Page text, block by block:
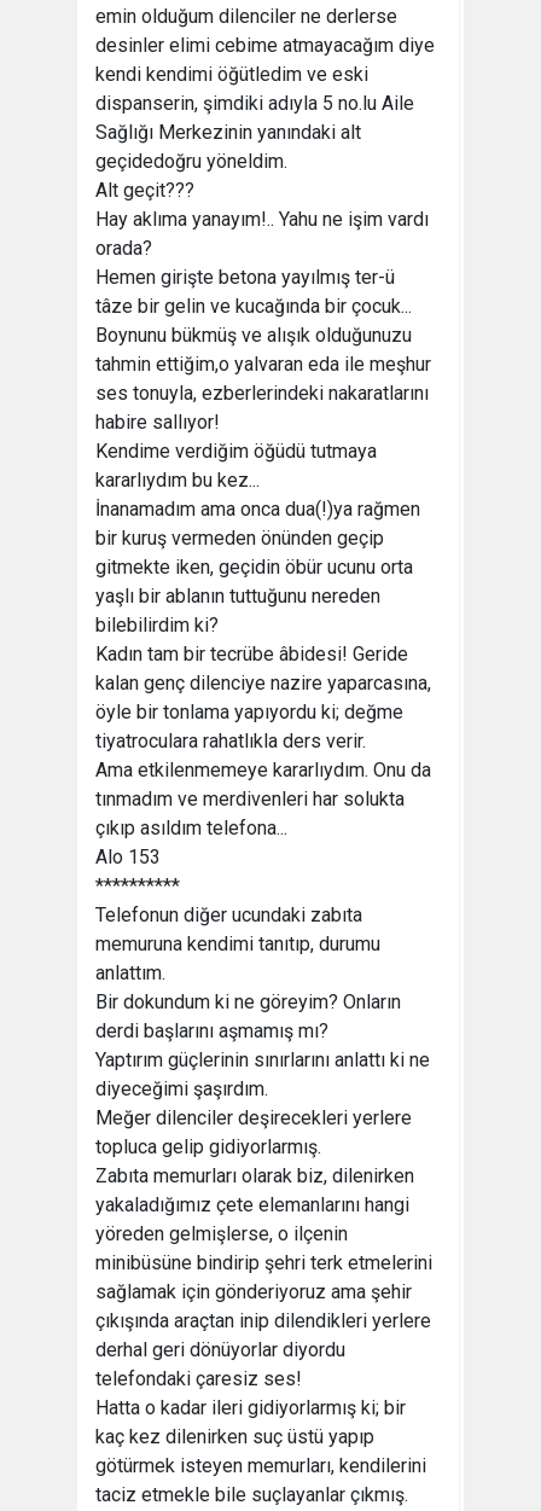
emin olduğum dilenciler ne derlerse
desinler elimi cebime atmayacağım diye
kendi kendimi öğütledim ve eski
dispanserin, şimdiki adıyla 5 no.lu Aile
Sağlığı Merkezinin yanındaki alt
geçidedoğru yöneldim.
Alt geçit???
Hay aklıma yanayım!.. Yahu ne işim vardı
orada?
Hemen girişte betona yayılmış ter-ü
tâze bir gelin ve kucağında bir çocuk...
Boynunu bükmüş ve alışık olduğunuzu
tahmin ettiğim,o yalvaran eda ile meşhur
ses tonuyla, ezberlerindeki nakaratlarını
habire sallıyor!
Kendime verdiğim öğüdü tutmaya
kararlıydım bu kez...
İnanamadım ama onca dua(!)ya rağmen
bir kuruş vermeden önünden geçip
gitmekte iken, geçidin öbür ucunu orta
yaşlı bir ablanın tuttuğunu nereden
bilebilirdim ki?
Kadın tam bir tecrübe âbidesi! Geride
kalan genç dilenciye nazire yaparcasına,
öyle bir tonlama yapıyordu ki; değme
tiyatroculara rahatlıkla ders verir.
Ama etkilenmemeye kararlıydım. Onu da
tınmadım ve merdivenleri har solukta
çıkıp asıldım telefona...
Alo 153
**********
Telefonun diğer ucundaki zabıta
memuruna kendimi tanıtıp, durumu
anlattım.
Bir dokundum ki ne göreyim? Onların
derdi başlarını aşmamış mı?
Yaptırım güçlerinin sınırlarını anlattı ki ne
diyeceğimi şaşırdım.
Meğer dilenciler deşirecekleri yerlere
topluca gelip gidiyorlarmış.
Zabıta memurları olarak biz, dilenirken
yakaladığımız çete elemanlarını hangi
yöreden gelmişlerse, o ilçenin
minibüsüne bindirip şehri terk etmelerini
sağlamak için gönderiyoruz ama şehir
çıkışında araçtan inip dilendikleri yerlere
derhal geri dönüyorlar diyordu
telefondaki çaresiz ses!
Hatta o kadar ileri gidiyorlarmış ki; bir
kaç kez dilenirken suç üstü yapıp
götürmek isteyen memurları, kendilerini
taciz etmekle bile suçlayanlar çıkmış.